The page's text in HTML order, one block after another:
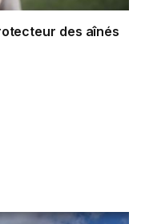
des aînés